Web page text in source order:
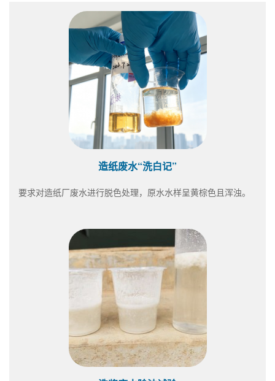
造纸废水“洗白记”
要求对造纸厂废水进行脱色处理，原水水样呈黄棕色且浑浊。